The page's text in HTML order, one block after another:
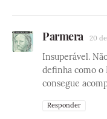
Parmera 20
Insuperável.
definha como o
consegue
Responder